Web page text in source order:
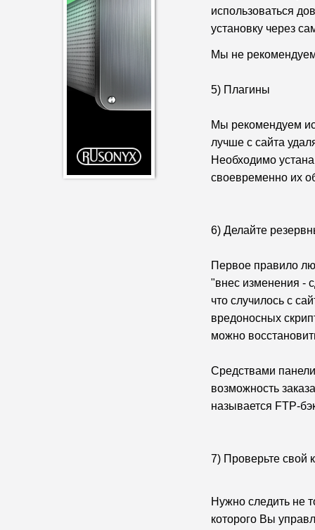
использоваться
установку через
Мы не
5) Плагины
Мы рекомендуем
лучше с сайта
Необходимо
своевременно их
6) Делайте
Первое правило
"внес изменения -
что случилось с
вредоносных
можно
Средствами
возможность
называется FTP-
7) Проверьте свой
Нужно следить не
которого Вы